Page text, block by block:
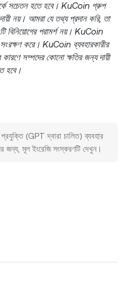
সচেতন হতে হবে। KuCoin গ্রুপ
দায়ী নয়। আমরা যে তথ্য প্রদান করি, তা
বিনিয়োগের পরামর্শ নয়। KuCoin
সংরক্ষণ করে। KuCoin ব্যবহারকারীর
সম্পদের কোনো ক্ষতির জন্য দায়ী
হবে।
প্রযুক্তি (GPT দ্বারা চালিত) ব্যবহার
জন্য, মূল ইংরেজি সংস্করণটি দেখুন।